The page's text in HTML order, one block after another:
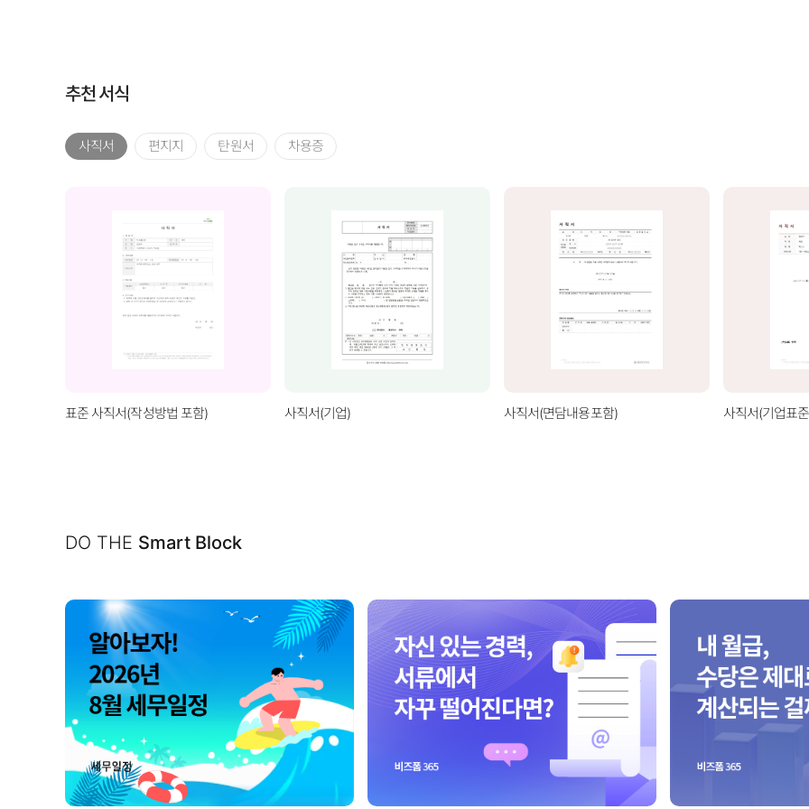
추천 서식
사직서 편지지 탄원서 차용증
표준 사직서(작성방법 포함) 사직서(기업) 사직서(면담내용포함) 사직서(기업표
DO THE Smart Block